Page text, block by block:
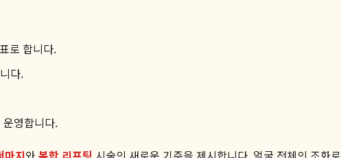
로 합니다.
다.
영합니다.